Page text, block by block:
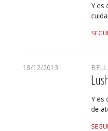
Y es
18/12/2013
Y es
de